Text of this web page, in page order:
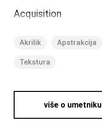
Acquisition
Akrilik Apstrakcija
Tekstura
više o umetniku